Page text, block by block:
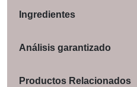
Ingredientes
Análisis garantizado
Productos Relacionados